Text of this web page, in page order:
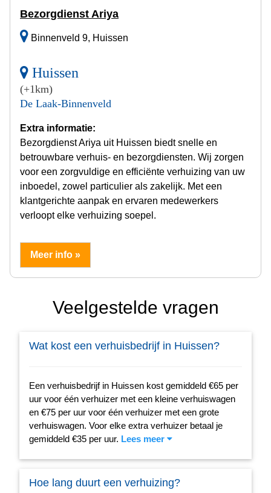
Bezorgdienst Ariya
Binnenveld 9, Huissen
Huissen
(+1km)
De Laak-Binnenveld
Extra informatie:
Bezorgdienst Ariya uit Huissen biedt snelle en
betrouwbare verhuis- en bezorgdiensten. Wij zorgen
voor een zorgvuldige en efficiënte verhuizing van uw
inboedel, zowel particulier als zakelijk. Met een
klantgerichte aanpak en ervaren medewerkers
verloopt elke verhuizing soepel.
Meer info »
Veelgestelde vragen
Wat kost een verhuisbedrijf in Huissen?
Een verhuisbedrijf in Huissen kost gemiddeld €65 per
uur voor één verhuizer met een kleine verhuiswagen
en €75 per uur voor één verhuizer met een grote
verhuiswagen. Voor elke extra verhuizer betaal je
gemiddeld €35 per uur. Lees meer
Hoe lang duurt een verhuizing?